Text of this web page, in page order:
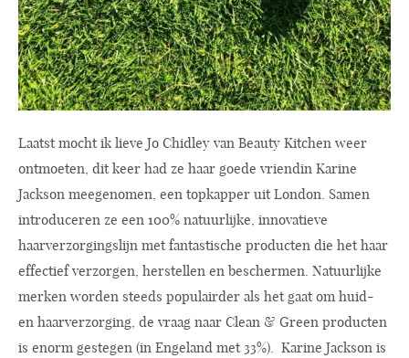
Laatst mocht ik lieve Jo Chidley van Beauty Kitchen weer
ontmoeten, dit keer had ze haar goede vriendin Karine
Jackson meegenomen, een topkapper uit London. Samen
introduceren ze een 100% natuurlijke, innovatieve
haarverzorgingslijn met fantastische producten die het haar
effectief verzorgen, herstellen en beschermen. Natuurlijke
merken worden steeds populairder als het gaat om huid-
en haarverzorging, de vraag naar Clean & Green producten
is enorm gestegen (in Engeland met 33%). Karine Jackson is